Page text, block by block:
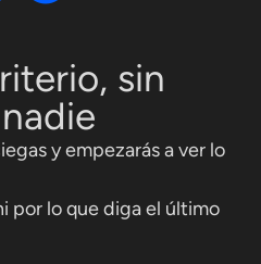
sin
y empezarás a ver lo
por lo que diga el último